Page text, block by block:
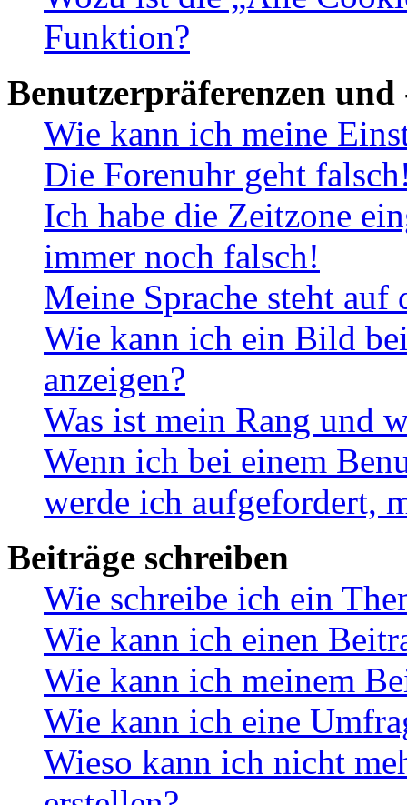
Funktion?
Benutzerpräferenzen und
Wie kann ich meine
Die Forenuhr geht
Ich habe die Zeitzone
immer noch falsch!
Meine Sprache steht
Wie kann ich ein Bild
anzeigen?
Was ist mein Rang und
Wenn ich bei einem
werde ich aufgefordert,
Beiträge schreiben
Wie schreibe ich ein
Wie kann ich einen
Wie kann ich meinem
Wie kann ich eine
Wieso kann ich nicht